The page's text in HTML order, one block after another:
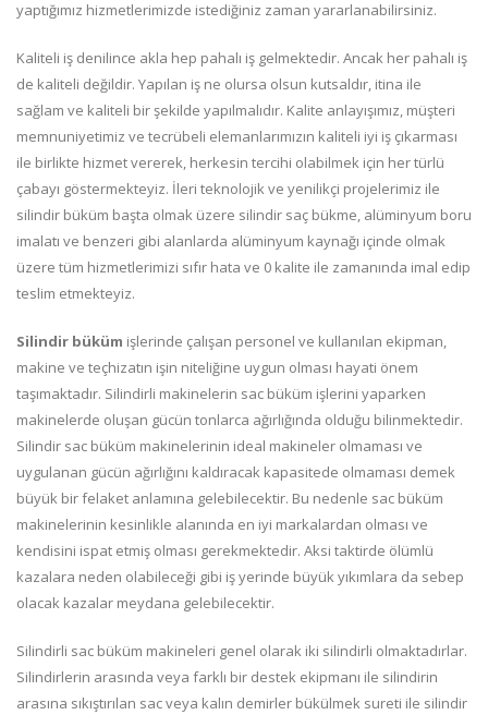
yaptığımız hizmetlerimizde istediğiniz zaman yararlanabilirsiniz.
Kaliteli iş denilince akla hep pahalı iş gelmektedir. Ancak her pahalı iş
de kaliteli değildir. Yapılan iş ne olursa olsun kutsaldır, itina ile
sağlam ve kaliteli bir şekilde yapılmalıdır. Kalite anlayışımız, müşteri
memnuniyetimiz ve tecrübeli elemanlarımızın kaliteli iyi iş çıkarması
ile birlikte hizmet vererek, herkesin tercihi olabilmek için her türlü
çabayı göstermekteyiz. İleri teknolojik ve yenilikçi projelerimiz ile
silindir büküm başta olmak üzere silindir saç bükme, alüminyum boru
imalatı ve benzeri gibi alanlarda alüminyum kaynağı içinde olmak
üzere tüm hizmetlerimizi sıfır hata ve 0 kalite ile zamanında imal edip
teslim etmekteyiz.
Silindir büküm işlerinde çalışan personel ve kullanılan ekipman,
makine ve teçhizatın işin niteliğine uygun olması hayati önem
taşımaktadır. Silindirli makinelerin sac büküm işlerini yaparken
makinelerde oluşan gücün tonlarca ağırlığında olduğu bilinmektedir.
Silindir sac büküm makinelerinin ideal makineler olmaması ve
uygulanan gücün ağırlığını kaldıracak kapasitede olmaması demek
büyük bir felaket anlamına gelebilecektir. Bu nedenle sac büküm
makinelerinin kesinlikle alanında en iyi markalardan olması ve
kendisini ispat etmiş olması gerekmektedir. Aksi taktirde ölümlü
kazalara neden olabileceği gibi iş yerinde büyük yıkımlara da sebep
olacak kazalar meydana gelebilecektir.
Silindirli sac büküm makineleri genel olarak iki silindirli olmaktadırlar.
Silindirlerin arasında veya farklı bir destek ekipmanı ile silindirin
arasına sıkıştırılan sac veya kalın demirler bükülmek sureti ile silindir